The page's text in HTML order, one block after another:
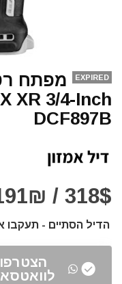
EXPIRED
מפתח
XR 3/4-Inch
DCF897B
318$ / 1191₪
הדיל הסתיים - תעקבו
הצטרפו